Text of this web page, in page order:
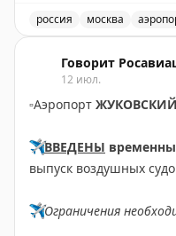
✈️ Говорит Росавиация
россия москва
Говорит
12 июл.
▫️Аэропорт ЖУКОВСКИЙ
✈️ВВЕДЕНЫ
выпуск воздушных
✈️Ограничения